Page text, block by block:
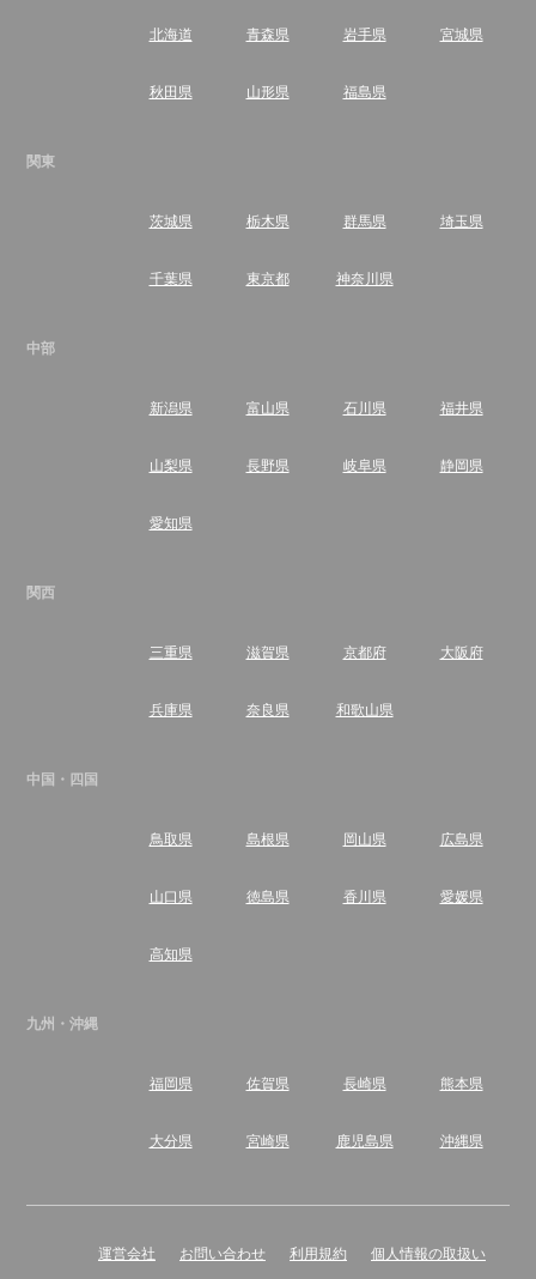
北海道 青森県 岩手県 宮城県
秋田県 山形県 福島県
関東
茨城県 栃木県 群馬県 埼玉県
千葉県 東京都 神奈川県
中部
新潟県 富山県 石川県 福井県
山梨県 長野県 岐阜県 静岡県
愛知県
関西
三重県 滋賀県 京都府 大阪府
兵庫県 奈良県 和歌山県
中国・四国
鳥取県 島根県 岡山県 広島県
山口県 徳島県 香川県 愛媛県
高知県
九州・沖縄
福岡県 佐賀県 長崎県 熊本県
大分県 宮崎県 鹿児島県 沖縄県
運営会社 お問い合わせ 利用規約 個人情報の取扱い